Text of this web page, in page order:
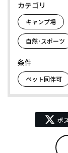
カテゴリ
キャンプ場
自然･スポーツ
条件
ペット同伴可
ポ